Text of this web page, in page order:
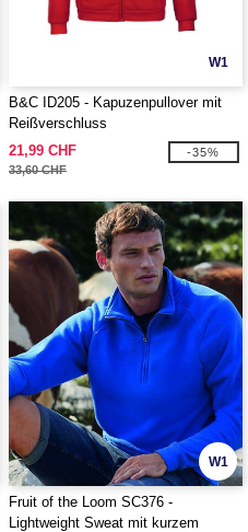
W1
B&C ID205 - Kapuzenpullover mit
Reißverschluss
21,99 CHF
33,60 CHF
-35%
W1
Fruit of the Loom SC376 -
Lightweight Sweat mit kurzem